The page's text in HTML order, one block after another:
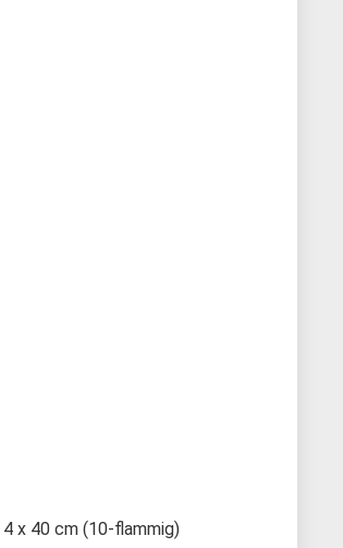
x 40 cm (10-flammig)